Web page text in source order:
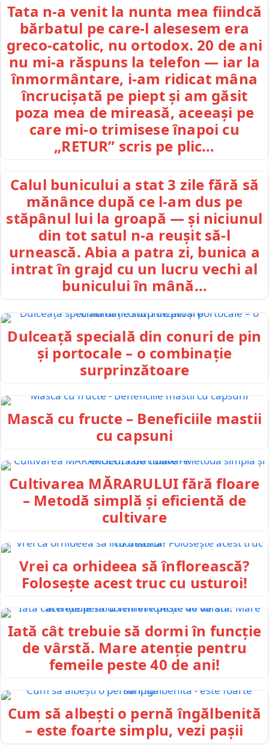
Tata n-a venit la nunta mea fiindcă
bărbatul pe care-l alesesem era
greco-catolic, nu ortodox. 20 de ani
nu mi-a răspuns la telefon — iar la
înmormântare, i-am ridicat mâna
încrucișată pe piept și am găsit
poza mea de mireasă, aceeași pe
care mi-o trimisese înapoi cu
„RETUR” scris pe plic…
Calul bunicului a stat 3 zile fără să
mănânce după ce l-am dus pe
stăpânul lui la groapă — și niciunul
din tot satul n-a reușit să-l
urnească. Abia a patra zi, bunica a
intrat în grajd cu un lucru vechi al
bunicului în mână…
Dulceață specială din conuri de pin
și portocale – o combinație
surprinzătoare
Mască cu fructe – Beneficiile mastii
cu capsuni
Cultivarea MĂRARULUI fără floare
– Metodă simplă și eficientă de
cultivare
Vrei ca orhideea să înflorească?
Folosește acest truc cu usturoi!
Iată cât trebuie să dormi în funcție
de vârstă. Mare atenție pentru
femeile peste 40 de ani!
Cum să albești o pernă îngălbenită
– este foarte simplu, vezi pașii